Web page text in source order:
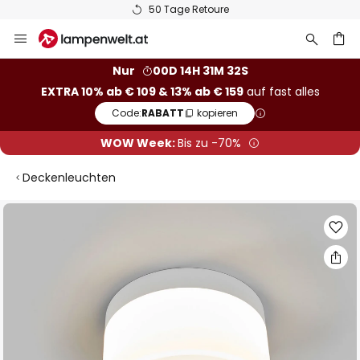
50 Tage Retoure
Inhalt
Nur
00D 14H 31M 31S
EXTRA 10% ab € 109 & 13% ab € 159auf fast alles
Code:RABATT kopieren
WOW Week:Bis zu -70%
Deckenleuchten
Zum